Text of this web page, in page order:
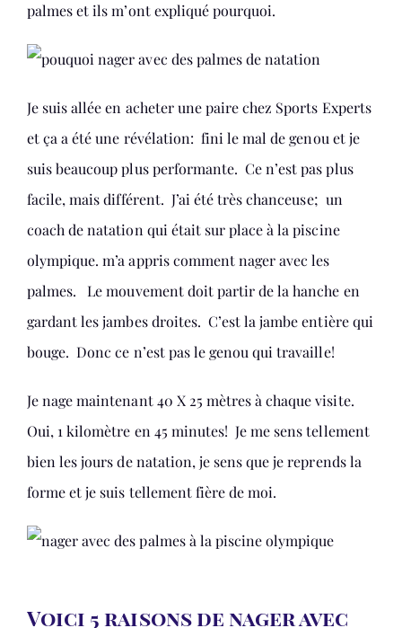
palmes et ils m’ont expliqué pourquoi.
Je suis allée en acheter une paire chez Sports Experts
et ça a été une révélation: fini le mal de genou et je
suis beaucoup plus performante. Ce n’est pas plus
facile, mais différent. J’ai été très chanceuse; un
coach de natation qui était sur place à la piscine
olympique. m’a appris comment nager avec les
palmes. Le mouvement doit partir de la hanche en
gardant les jambes droites. C’est la jambe entière qui
bouge. Donc ce n’est pas le genou qui travaille!
Je nage maintenant 40 X 25 mètres à chaque visite.
Oui, 1 kilomètre en 45 minutes! Je me sens tellement
bien les jours de natation, je sens que je reprends la
forme et je suis tellement fière de moi.
Voici 5 raisons de nager avec